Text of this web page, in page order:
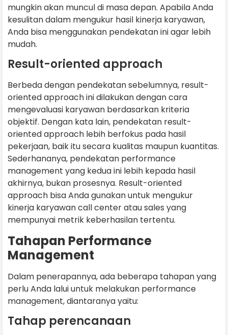
mungkin akan muncul di masa depan. Apabila Anda
kesulitan dalam mengukur hasil kinerja karyawan,
Anda bisa menggunakan pendekatan ini agar lebih
mudah.
Result-oriented approach
Berbeda dengan pendekatan sebelumnya, result-
oriented approach ini dilakukan dengan cara
mengevaluasi karyawan berdasarkan kriteria
objektif. Dengan kata lain, pendekatan result-
oriented approach lebih berfokus pada hasil
pekerjaan, baik itu secara kualitas maupun kuantitas.
Sederhananya, pendekatan performance
management yang kedua ini lebih kepada hasil
akhirnya, bukan prosesnya. Result-oriented
approach bisa Anda gunakan untuk mengukur
kinerja karyawan call center atau sales yang
mempunyai metrik keberhasilan tertentu.
Tahapan Performance
Management
Dalam penerapannya, ada beberapa tahapan yang
perlu Anda lalui untuk melakukan performance
management, diantaranya yaitu:
Tahap perencanaan